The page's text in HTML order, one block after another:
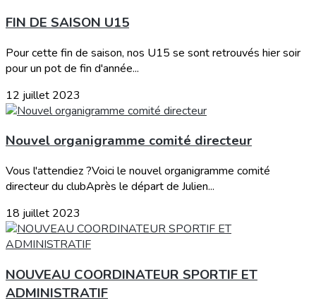
FIN DE SAISON U15
Pour cette fin de saison, nos U15 se sont retrouvés hier soir
pour un pot de fin d'année...
12 juillet 2023
Nouvel organigramme comité directeur
Vous l'attendiez ?Voici le nouvel organigramme comité
directeur du clubAprès le départ de Julien...
18 juillet 2023
NOUVEAU COORDINATEUR SPORTIF ET
ADMINISTRATIF